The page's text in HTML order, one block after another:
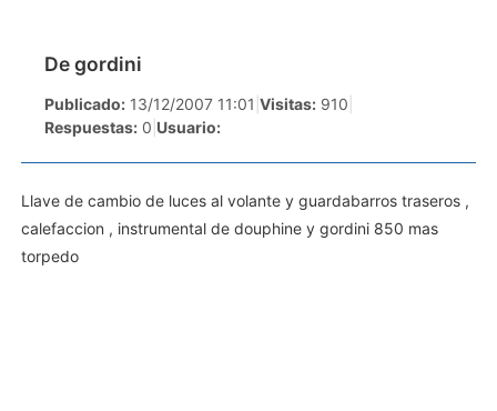
De gordini
Publicado: 13/12/2007 11:01 Visitas: 910
Respuestas: 0 Usuario:
Llave de cambio de luces al volante y guardabarros traseros ,
calefaccion , instrumental de douphine y gordini 850 mas
torpedo